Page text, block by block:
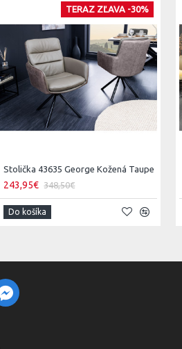
TERAZ ZĽAVA -30%
Stolička 43635 George Kožená Taupe
243,95€ 348,50€
Do košíka